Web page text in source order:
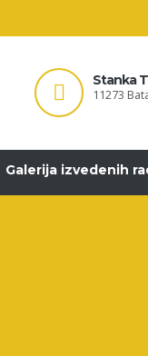
Stanka
11273
Galerija izvedenih